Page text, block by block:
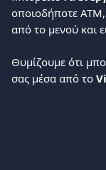
οποιοδήποτε
από το μενού και
Θυμίζουμε ότι
σας μέσα από το